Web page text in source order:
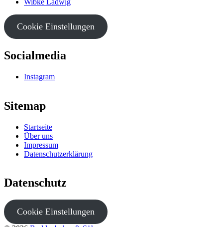
Cookie Einstellungen
Socialmedia
Instagram
Sitemap
Startseite
Über uns
Impressum
Datenschutzerklärung
Datenschutz
Cookie Einstellungen